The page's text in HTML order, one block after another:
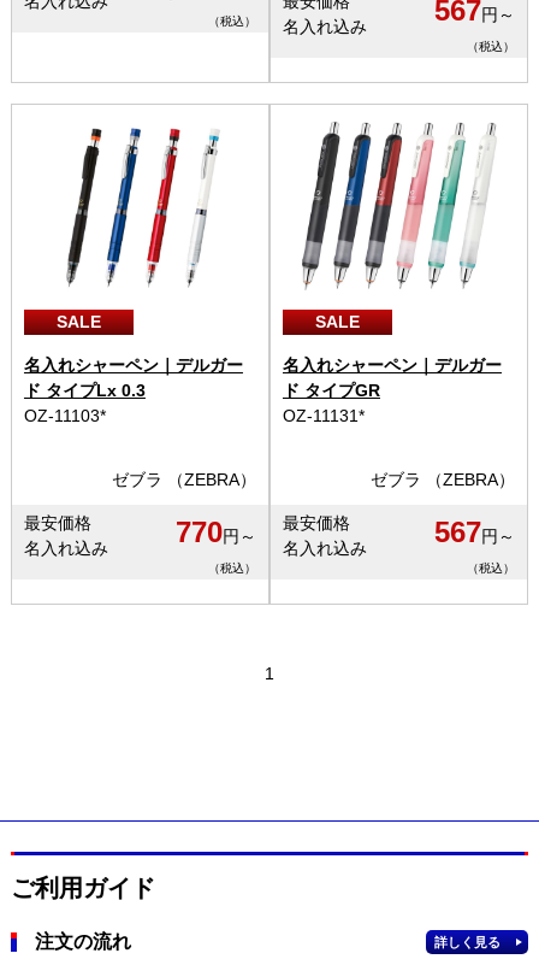
（税込）
名入れ込み
567円～
（税込）
SALE
名入れシャーペン｜デルガー
ド タイプLx 0.3
OZ-11103*
ゼブラ （ZEBRA）
最安価格
名入れ込み
770円～
（税込）
SALE
名入れシャーペン｜デルガー
ド タイプGR
OZ-11131*
ゼブラ （ZEBRA）
最安価格
名入れ込み
567円～
（税込）
1
ご利用ガイド
注文の流れ 詳しく見る